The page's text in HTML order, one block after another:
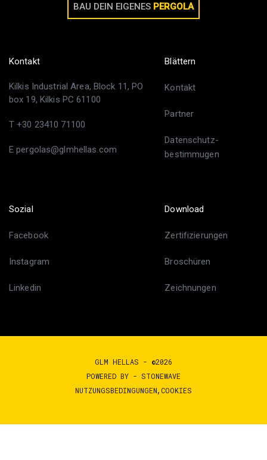
BAU DEIN EIGENES PERGOLA
Kontakt
Kilkis Industrial Area, Block 11, PO
box 19, Kilkis PC 61100
T +30 23410 71100
E pergolas@glmhellas.com
Blättern
Kontakt
Partner
Datenschutz-
bestimmugen
Sozial
Facebook
Instagram
Linkedin
Download
Zertifizierungen
Broschüren
Zeichnungen
GLM HELLAS - ©2026
POWERED BY - STONEWAVE
NUTZUNGSBEDINGUNGEN COOKIES